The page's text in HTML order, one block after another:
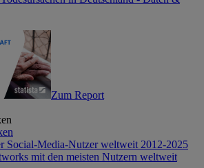
Zum Report
Social-Media-Nutzer weltweit 2012-2025
mit den meisten Nutzern weltweit